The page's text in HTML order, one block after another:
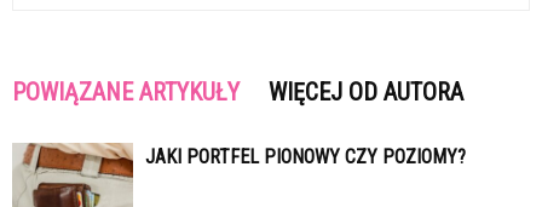
POWIĄZANE ARTYKUŁY WIĘCEJ OD AUTORA
JAKI PORTFEL PIONOWY CZY POZIOMY?